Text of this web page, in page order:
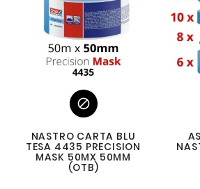

NASTRO CARTA BLU
TESA 4435 PRECISION
MASK 50MX 50MM
(OTB)